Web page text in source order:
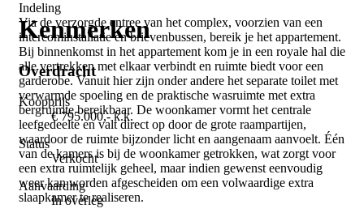
Indeling
Via de verzorgde entree van het complex, voorzien van een
intercominstallatie en brievenbussen, bereik je het appartement.
Bij binnenkomst in het appartement kom je in een royale hal die
alle vertrekken met elkaar verbindt en ruimte biedt voor een
garderobe. Vanuit hier zijn onder andere het separate toilet met
verwarmde spoeling en de praktische wasruimte met extra
bergruimte bereikbaar. De woonkamer vormt het centrale
leefgedeelte en valt direct op door de grote raampartijen,
waardoor de ruimte bijzonder licht en aangenaam aanvoelt. Één
van de kamers is bij de woonkamer getrokken, wat zorgt voor
een extra ruimtelijk geheel, maar indien gewenst eenvoudig
weer kan worden afgescheiden om een volwaardige extra
slaapkamer te realiseren.
Kenmerken
Overdracht
Koopprijs
€ 795.000,- k.k.
Status
Verkocht
Aanvaarding
In overleg